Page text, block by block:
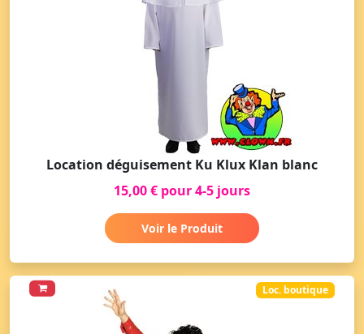
Location déguisement Ku Klux Klan blanc
15,00 € pour 4-5 jours
Voir le Produit
Loc. boutique